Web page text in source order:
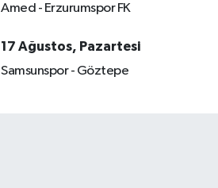
Amed - Erzurumspor FK
17 Ağustos, Pazartesi
Samsunspor - Göztepe